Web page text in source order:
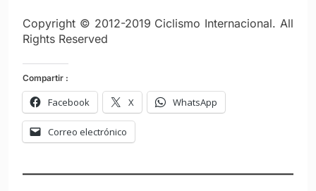
Copyright © 2012-2019 Ciclismo Internacional. All
Rights Reserved
Compartir :
Facebook X WhatsApp
Correo electrónico